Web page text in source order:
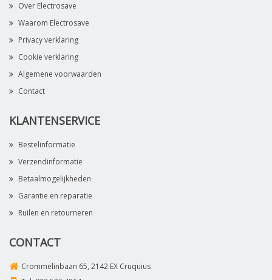
Over Electrosave
Waarom Electrosave
Privacy verklaring
Cookie verklaring
Algemene voorwaarden
Contact
KLANTENSERVICE
Bestelinformatie
Verzendinformatie
Betaalmogelijkheden
Garantie en reparatie
Ruilen en retourneren
CONTACT
Crommelinbaan 65, 2142 EX Cruquius